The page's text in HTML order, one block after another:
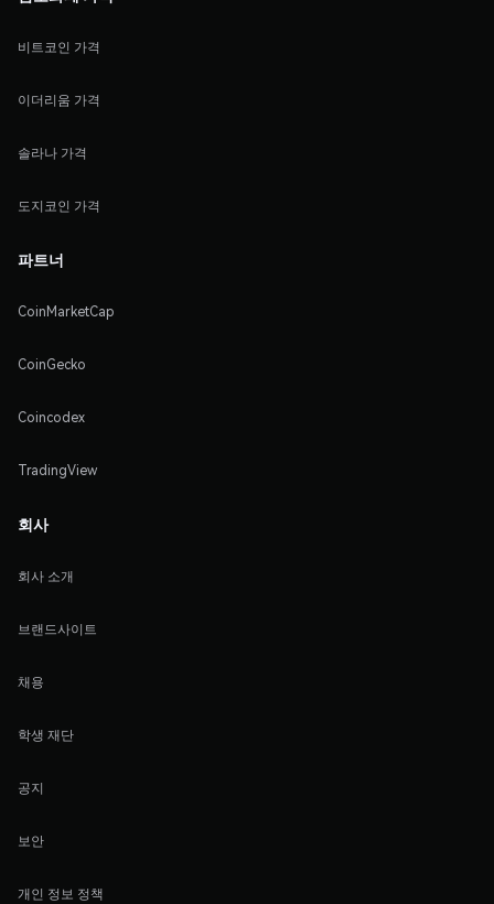
비트코인 가격
이더리움 가격
솔라나 가격
도지코인 가격
파트너
CoinMarketCap
CoinGecko
Coincodex
TradingView
회사
회사 소개
브랜드사이트
채용
학생 재단
공지
보안
개인 정보 정책